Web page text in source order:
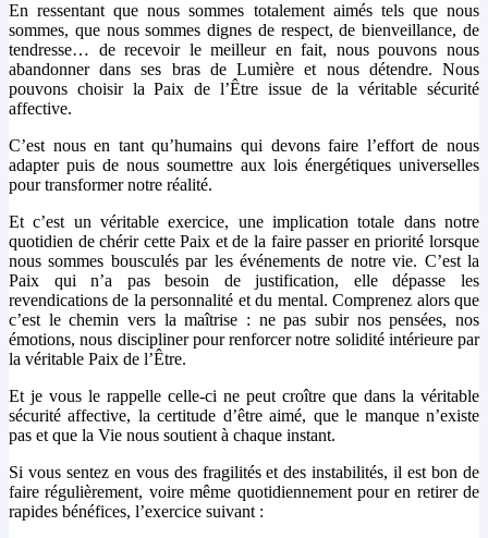
En ressentant que nous sommes totalement aimés tels que nous
sommes, que nous sommes dignes de respect, de bienveillance, de
tendresse… de recevoir le meilleur en fait, nous pouvons nous
abandonner dans ses bras de Lumière et nous détendre. Nous
pouvons choisir la Paix de l’Être issue de la véritable sécurité
affective.
C’est nous en tant qu’humains qui devons faire l’effort de nous
adapter puis de nous soumettre aux lois énergétiques universelles
pour transformer notre réalité.
Et c’est un véritable exercice, une implication totale dans notre
quotidien de chérir cette Paix et de la faire passer en priorité lorsque
nous sommes bousculés par les événements de notre vie. C’est la
Paix qui n’a pas besoin de justification, elle dépasse les
revendications de la personnalité et du mental. Comprenez alors que
c’est le chemin vers la maîtrise : ne pas subir nos pensées, nos
émotions, nous discipliner pour renforcer notre solidité intérieure par
la véritable Paix de l’Être.
Et je vous le rappelle celle-ci ne peut croître que dans la véritable
sécurité affective, la certitude d’être aimé, que le manque n’existe
pas et que la Vie nous soutient à chaque instant.
Si vous sentez en vous des fragilités et des instabilités, il est bon de
faire régulièrement, voire même quotidiennement pour en retirer de
rapides bénéfices, l’exercice suivant :